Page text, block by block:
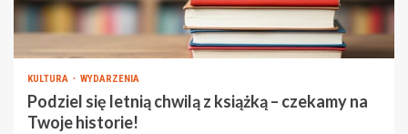
KULTURA WYDARZENIA
Podziel się letnią chwilą z książką – czekamy na
Twoje historie!